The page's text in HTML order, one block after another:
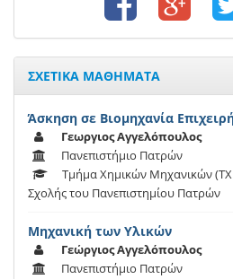
ΣΧΕΤΙΚΑ ΜΑΘΗΜΑΤΑ
Άσκηση σε Βιομηχανία
Γεωργιος Αγγελόπουλος
Πανεπιστήμιο Πατρών
Τμήμα Χημικών Μηχανικών
Σχολής του Πανεπιστημίου Πατρών
Μηχανική των Υλικών
Γεώργιος Αγγελόπουλος
Πανεπιστήμιο Πατρών